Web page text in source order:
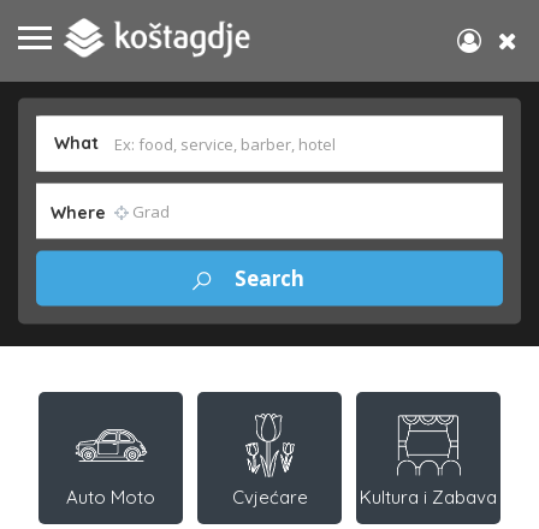
What
Where
Auto Moto Cvjećare Kultura i Zabava